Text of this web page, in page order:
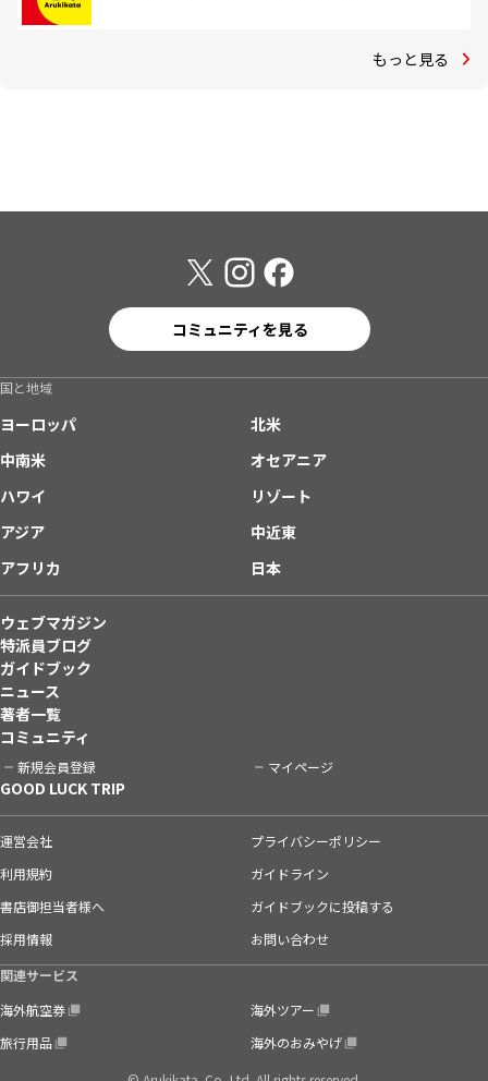
もっと見る
コミュニティを見る
国と地域
ヨーロッパ
北米
中南米
オセアニア
ハワイ
リゾート
アジア
中近東
アフリカ
日本
ウェブマガジン
特派員ブログ
ガイドブック
ニュース
著者一覧
コミュニティ
新規会員登録 マイページ
GOOD LUCK TRIP
運営会社
プライバシーポリシー
利用規約
ガイドライン
書店御担当者様へ
ガイドブックに投稿する
採用情報
お問い合わせ
関連サービス
海外航空券
海外ツアー
旅行用品
海外のおみやげ